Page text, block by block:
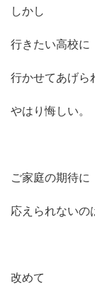
しかし
行きたい高校に
行かせてあげら
やはり悔しい。
ご家庭の期待に
応えられないの
改めて